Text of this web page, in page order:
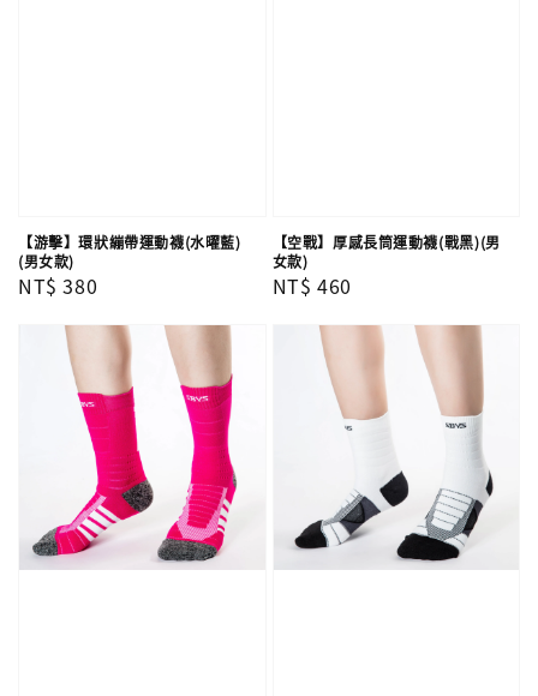
【游擊】環狀繃帶運動襪(水曜藍)
(男女款)
Regular
NT$ 380
【空戰】厚感長筒運動襪(戰黑)(男
女款)
Regular
NT$ 460